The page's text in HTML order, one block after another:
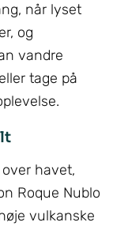
når lyset
og
vandre
tage på
havet,
Roque Nublo
vulkanske